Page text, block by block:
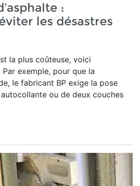
:
les désastres
la plus coûteuse, voici
exemple, pour que la
le fabricant BP exige la pose
ou de deux couches